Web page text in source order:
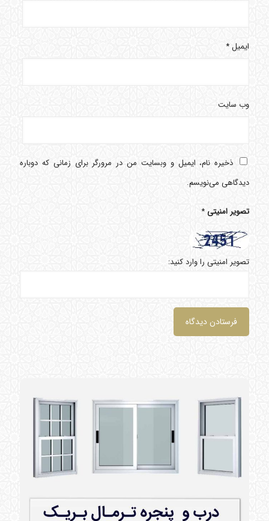
ایمیل*
وب‌ سایت
ذخیره نام، ایمیل و وبسایت من در مرورگر برای زمانی که دوباره
دیدگاهی می‌نویسم.
تصویر امنیتی*
تصویر امنیتی را وارد کنید: